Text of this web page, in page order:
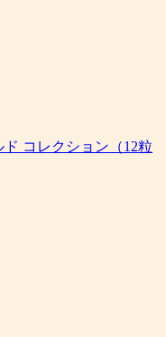
ド コレクション（12粒